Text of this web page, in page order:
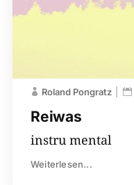
Reiwas
Roland Pongratz
instru mental
Weiterlesen...